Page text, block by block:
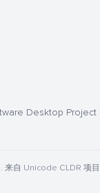
Desktop Project
自 Unicode CLDR 项